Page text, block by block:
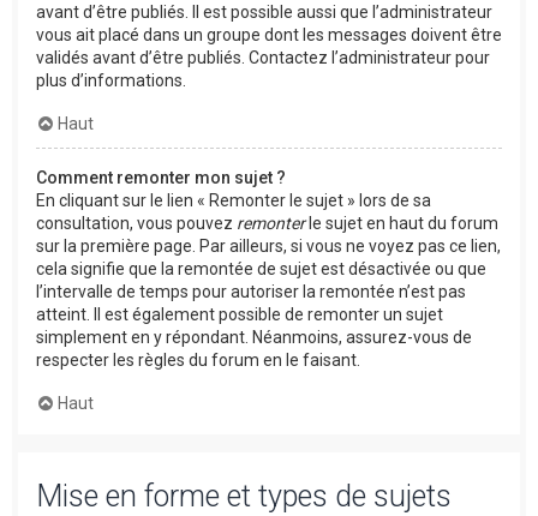
avant d’être publiés. Il est possible aussi que l’administrateur
vous ait placé dans un groupe dont les messages doivent être
validés avant d’être publiés. Contactez l’administrateur pour
plus d’informations.
Haut
Comment remonter mon sujet ?
En cliquant sur le lien « Remonter le sujet » lors de sa
consultation, vous pouvez remonterle sujet en haut du forum
sur la première page. Par ailleurs, si vous ne voyez pas ce lien,
cela signifie que la remontée de sujet est désactivée ou que
l’intervalle de temps pour autoriser la remontée n’est pas
atteint. Il est également possible de remonter un sujet
simplement en y répondant. Néanmoins, assurez-vous de
respecter les règles du forum en le faisant.
Haut
Mise en forme et types de sujets